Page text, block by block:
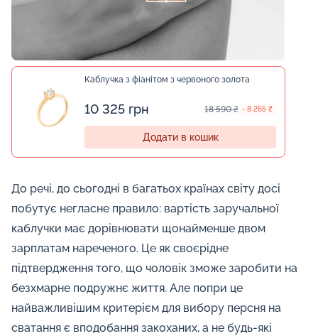
Каблучка з фіанітом з червоного золота
10 325 грн 18 590 ₴ - 8 265 ₴
Додати в кошик
До речі, до сьогодні в багатьох країнах світу досі
побутує негласне правило: вартість заручальної
каблучки має дорівнювати щонайменше двом
зарплатам нареченого. Це як своєрідне
підтвердження того, що чоловік зможе заробити на
безхмарне подружнє життя. Але попри це
найважливішим критерієм для вибору персня на
сватання є вподобання закоханих, а не будь-які